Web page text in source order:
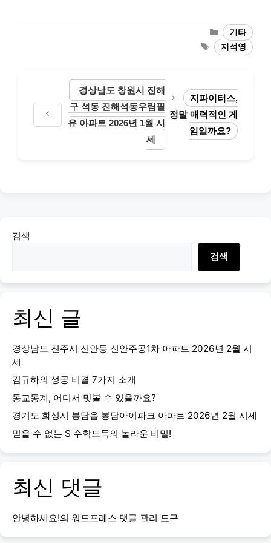
Categories
기타
Tags지석영
경상남도 창원시 진해
구 석동 진해석동우림필
유 아파트 2026년 1월 시
세
지파이터스,
정말 매력적인 게
임일까요?
검색
검색
최신 글
경상남도 진주시 신안동 신안주공1차 아파트 2026년 2월 시
세
김규하의 성공 비결 7가지 소개
동교동계, 어디서 맛볼 수 있을까요?
경기도 화성시 봉담읍 봉담아이파크 아파트 2026년 2월 시세
믿을 수 없는 S 수학도둑의 놀라운 비밀!
최신 댓글
안녕하세요!의 워드프레스 댓글 관리 도구